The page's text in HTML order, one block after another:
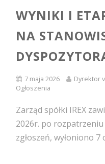
WYNIKI I
NA
7 maja 2026 Dyrektor
Ogłoszenia
Zarząd spółki IREX
2026r. po rozpatrzeniu
zgłoszeń, wyłoniono